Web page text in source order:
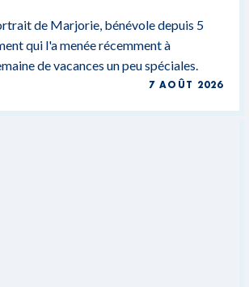
de Marjorie, bénévole depuis 5
qui l'a menée récemment à
de vacances un peu spéciales.
7 AOÛT 2026